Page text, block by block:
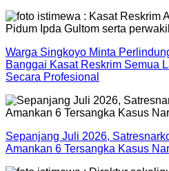
Warga Singkoyo Minta
Banggai Kasat Reskrim Semua
Secara Profesional
Sepanjang Juli 2026,
Amankan 6 Tersangka Kasus